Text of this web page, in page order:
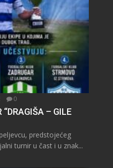
0
– GILE
predstojećeg
turnir u čast i u znak...